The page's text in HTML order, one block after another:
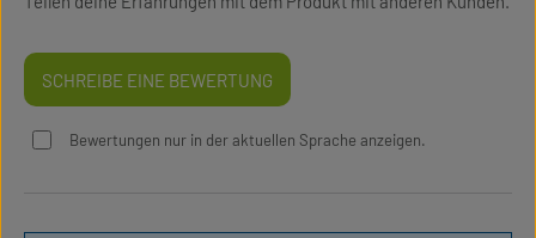
SCHREIBE EINE BEWERTUNG
Bewertungen nur in der aktuellen Sprache anzeigen.